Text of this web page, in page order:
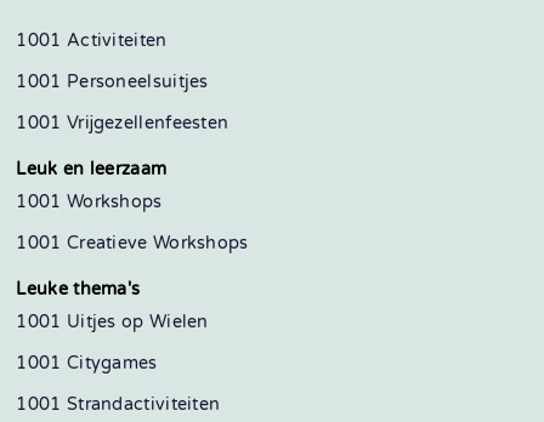
1001 Activiteiten
1001 Personeelsuitjes
1001 Vrijgezellenfeesten
Leuk en leerzaam
1001 Workshops
1001 Creatieve Workshops
Leuke thema's
1001 Uitjes op Wielen
1001 Citygames
1001 Strandactiviteiten